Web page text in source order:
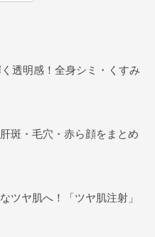
透明感！全身シミ・くすみ
斑・毛穴・赤ら顔をまとめ
ツヤ肌へ！「ツヤ肌注射」